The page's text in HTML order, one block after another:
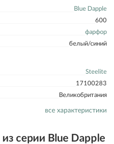
Blue Dapple
600
фарфор
белый/синий
Steelite
17100283
Великобритания
все характеристики
серии Blue Dapple